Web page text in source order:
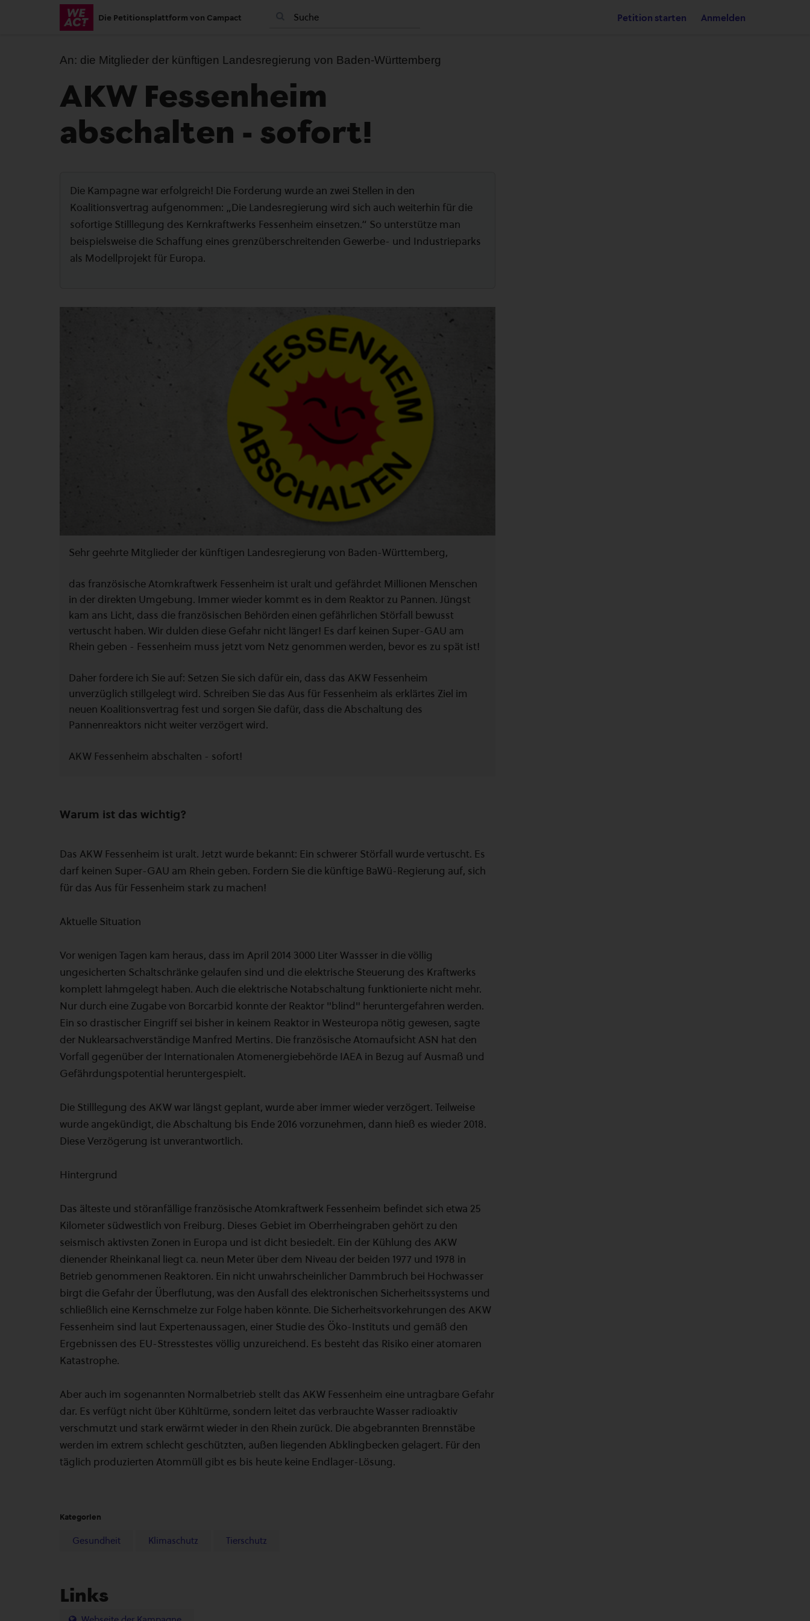
Die Petitionsplattform von Campact Petition starten Anmelden
An: die Mitglieder der künftigen Landesregierung von Baden-Württemberg
AKW Fessenheim
abschalten - sofort!
Die Kampagne war erfolgreich! Die Forderung wurde an zwei Stellen in den
Koalitionsvertrag aufgenommen: „Die Landesregierung wird sich auch weiterhin für die
sofortige Stilllegung des Kernkraftwerks Fessenheim einsetzen.“ So unterstütze man
beispielsweise die Schaffung eines grenzüberschreitenden Gewerbe- und Industrieparks
als Modellprojekt für Europa.
Sehr geehrte Mitglieder der künftigen Landesregierung von Baden-Württemberg,
das französische Atomkraftwerk Fessenheim ist uralt und gefährdet Millionen Menschen
in der direkten Umgebung. Immer wieder kommt es in dem Reaktor zu Pannen. Jüngst
kam ans Licht, dass die französischen Behörden einen gefährlichen Störfall bewusst
vertuscht haben. Wir dulden diese Gefahr nicht länger! Es darf keinen Super-GAU am
Rhein geben - Fessenheim muss jetzt vom Netz genommen werden, bevor es zu spät ist!
Daher fordere ich Sie auf: Setzen Sie sich dafür ein, dass das AKW Fessenheim
unverzüglich stillgelegt wird. Schreiben Sie das Aus für Fessenheim als erklärtes Ziel im
neuen Koalitionsvertrag fest und sorgen Sie dafür, dass die Abschaltung des
Pannenreaktors nicht weiter verzögert wird.
AKW Fessenheim abschalten - sofort!
Warum ist das wichtig?
Das AKW Fessenheim ist uralt. Jetzt wurde bekannt: Ein schwerer Störfall wurde vertuscht. Es
darf keinen Super-GAU am Rhein geben. Fordern Sie die künftige BaWü-Regierung auf, sich
für das Aus für Fessenheim stark zu machen!
Aktuelle Situation
Vor wenigen Tagen kam heraus, dass im April 2014 3000 Liter Wassser in die völlig
ungesicherten Schaltschränke gelaufen sind und die elektrische Steuerung des Kraftwerks
komplett lahmgelegt haben. Auch die elektrische Notabschaltung funktionierte nicht mehr.
Nur durch eine Zugabe von Borcarbid konnte der Reaktor "blind" heruntergefahren werden.
Ein so drastischer Eingriff sei bisher in keinem Reaktor in Westeuropa nötig gewesen, sagte
der Nuklearsachverständige Manfred Mertins. Die französische Atomaufsicht ASN hat den
Vorfall gegenüber der Internationalen Atomenergiebehörde IAEA in Bezug auf Ausmaß und
Gefährdungspotential heruntergespielt.
Die Stilllegung des AKW war längst geplant, wurde aber immer wieder verzögert. Teilweise
wurde angekündigt, die Abschaltung bis Ende 2016 vorzunehmen, dann hieß es wieder 2018.
Diese Verzögerung ist unverantwortlich.
Hintergrund
Das älteste und störanfällige französische Atomkraftwerk Fessenheim befindet sich etwa 25
Kilometer südwestlich von Freiburg. Dieses Gebiet im Oberrheingraben gehört zu den
seismisch aktivsten Zonen in Europa und ist dicht besiedelt. Ein der Kühlung des AKW
dienender Rheinkanal liegt ca. neun Meter über dem Niveau der beiden 1977 und 1978 in
Betrieb genommenen Reaktoren. Ein nicht unwahrscheinlicher Dammbruch bei Hochwasser
birgt die Gefahr der Überflutung, was den Ausfall des elektronischen Sicherheitssystems und
schließlich eine Kernschmelze zur Folge haben könnte. Die Sicherheitsvorkehrungen des AKW
Fessenheim sind laut Expertenaussagen, einer Studie des Öko-Instituts und gemäß den
Ergebnissen des EU-Stresstestes völlig unzureichend. Es besteht das Risiko einer atomaren
Katastrophe.
Aber auch im sogenannten Normalbetrieb stellt das AKW Fessenheim eine untragbare Gefahr
dar. Es verfügt nicht über Kühltürme, sondern leitet das verbrauchte Wasser radioaktiv
verschmutzt und stark erwärmt wieder in den Rhein zurück. Die abgebrannten Brennstäbe
werden im extrem schlecht geschützten, außen liegenden Abklingbecken gelagert. Für den
täglich produzierten Atommüll gibt es bis heute keine Endlager-Lösung.
Kategorien
Gesundheit Klimaschutz Tierschutz
Links